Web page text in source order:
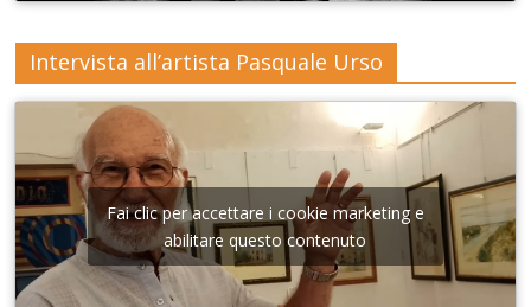
Intervista all’artista Pasquale Urso
Fai clic per accettare i cookie marketing e
abilitare questo contenuto